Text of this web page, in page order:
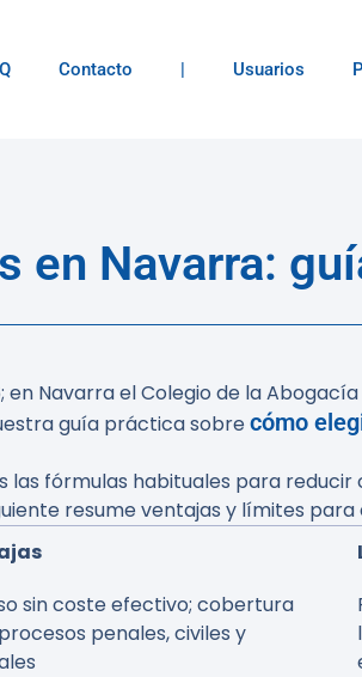
Contacto | Usuarios
en Navarra:
en Navarra el Colegio de la
guía práctica sobrecómo
fórmulas habituales para
resume ventajas y límites
sin coste efectivo; cobertura
penales, civiles y